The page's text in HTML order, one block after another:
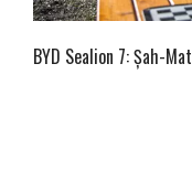
BYD Sealion 7: Șah-Mat